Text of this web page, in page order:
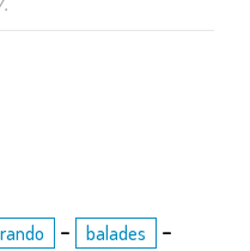
- balades -